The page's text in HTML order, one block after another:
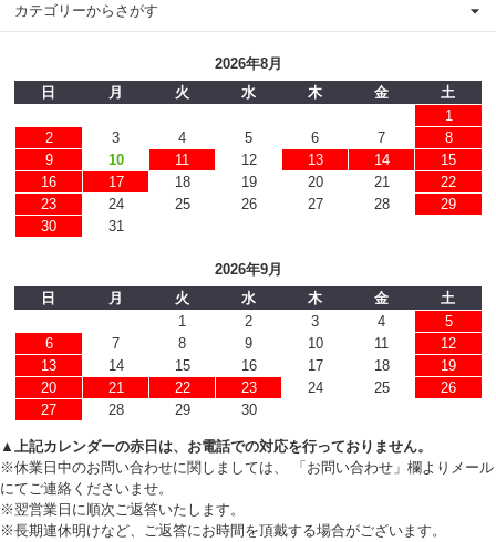
カテゴリーからさがす
2026年8月
日
月 火 水 木 金
土
1
2
3 4 5 6 7
8
9
10 11 12 13 14
15
16
17 18 19 20 21
22
23
24 25 26 27 28
29
30
31
2026年9月
日
月 火 水 木 金
土
1
2 3 4
5
6
7 8 9 10 11
12
13
14 15 16 17 18
19
20
21 22 23 24 25
26
27
28 29 30
▲上記カレンダーの赤日は、お電話での対応を行っておりません。
※休業日中のお問い合わせに関しましては、 「お問い合わせ」欄よりメール
にてご連絡くださいませ。
※翌営業日に順次ご返答いたします。
※長期連休明けなど、ご返答にお時間を頂戴する場合がございます。